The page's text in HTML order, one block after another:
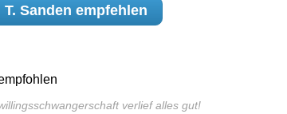
T. Sanden empfehlen
verlief alles gut!